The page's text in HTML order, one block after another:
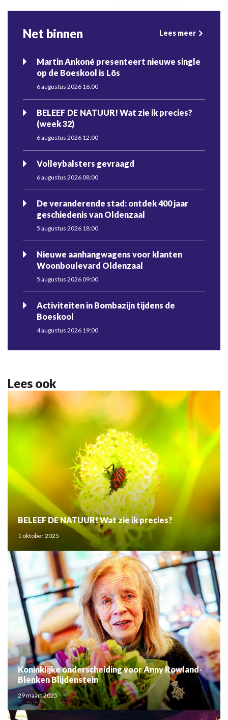
Net binnen Lees meer
Martin Ankoné presenteert nieuwe single
op de Boeskool is Lös
6 augustus 2026 16:00
BELEEF DE NATUUR! Wat zie ik precies?
(week 32)
6 augustus 2026 12:00
Volleybalsters gevraagd
6 augustus 2026 08:00
De veranderende stad: ontdek 400 jaar
geschiedenis van Oldenzaal
5 augustus 2026 18:00
Nieuwe aanhangwagens voor klanten
Woonboulevard Oldenzaal
5 augustus 2026 09:00
Activiteiten in Bombazijn tijdens de
Boeskool
4 augustus 2026 19:00
Lees ook
BELEEF DE NATUUR! Wat zie ik precies?
1 oktober 2025
Koninklijke onderscheiding voor Anny Rowland-
Blenken Blijdenstein
29 maart 2025